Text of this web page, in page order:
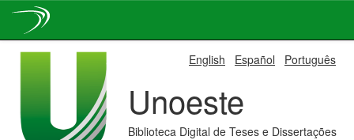
English Español Português
Unoeste
Biblioteca Digital de Teses e Dissertações